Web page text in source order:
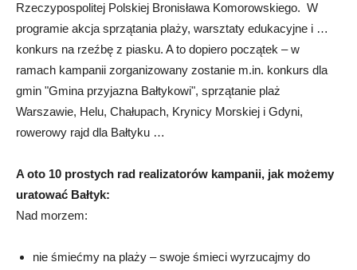
Rzeczypospolitej Polskiej Bronisława Komorowskiego. W
programie akcja sprzątania plaży, warsztaty edukacyjne i …
konkurs na rzeźbę z piasku. A to dopiero początek – w
ramach kampanii zorganizowany zostanie m.in. konkurs dla
gmin "Gmina przyjazna Bałtykowi", sprzątanie plaż
Warszawie, Helu, Chałupach, Krynicy Morskiej i Gdyni,
rowerowy rajd dla Bałtyku …
A oto 10 prostych rad realizatorów kampanii, jak możemy
uratować Bałtyk:
Nad morzem:
nie śmiećmy na plaży – swoje śmieci wyrzucajmy do